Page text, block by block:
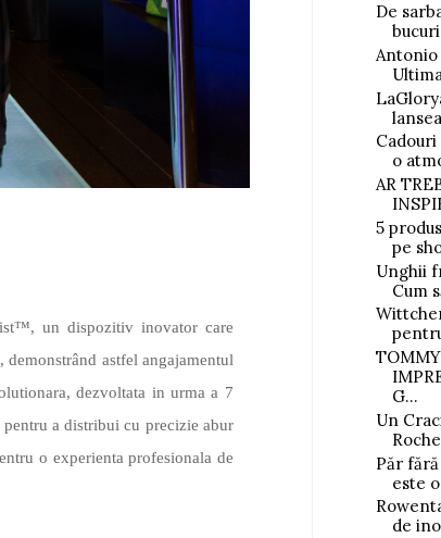
un dispozitiv inovator care
astfel angajamentul
dezvoltata in urma a 7
a distribui cu precizie abur
o experienta profesionala de
De
o
AR
5
pe
Unghii
Cum
G...
Un
Păr
este
de